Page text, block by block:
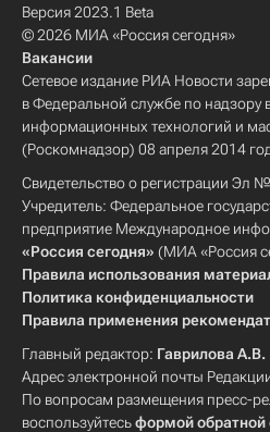
Версия 2023.1 Beta
© 2026 МИА «Россия сегодня»
Вакансии
Сетевое издание РИА Новости
в Федеральной службе по надзору
информационных технологий и
(Роскомнадзор) 08 апреля 2014
Свидетельство о регистрации Эл
Учредитель: Федеральное
предприятие Международное
«Россия сегодня» (МИА «Россия
Правила использования
Политика конфиденциальности
Правила применения
Главный редактор: Гаврилова А.В.
Адрес электронной почты
По вопросам размещения пресс-
воспользуйтесьформой обратной